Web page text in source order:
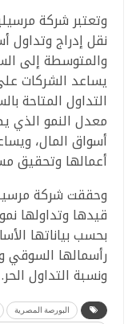
وتعتبر شركة
نقل إدراج
والمتوسطة إلى
يساعد الشركات
التداول
معدل النمو الذي
أسواق المال،
أعمالها وتحقيق
وحققت شركة
قيدها وتداولها
بحسب بياناتها
رأسمالها السوقي
ونسبة التداول الحر.
البورصة المصرية